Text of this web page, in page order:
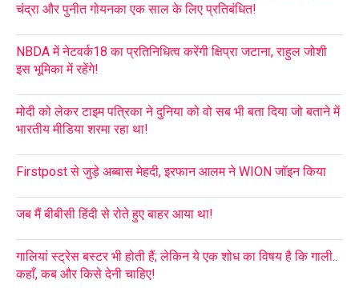
चंद्रा और पुनीत गोयनका एक साल के लिए प्रतिबंधित!
NBDA में नेटवर्क18 का प्रतिनिधित्व करेंगी क्षिप्रा जटाना, राहुल जोशी
इस भूमिका में रहेंगे!
मोदी को लेकर टाइम पत्रिका ने दुनिया को वो सब भी बता दिया जो बताने में
भारतीय मीडिया शरमा रहा था!
Firstpost से जुड़े अब्बास मेहदी, इरफान आलम ने WION जॉइन किया
जब मैं बीबीसी हिंदी से रोते हुए बाहर आया था!
गालियां स्ट्रेस बस्टर भी होती हैं; लेकिन ये एक शोध का विषय है कि गाली..
कहाँ, कब और किसे देनी चाहिए!